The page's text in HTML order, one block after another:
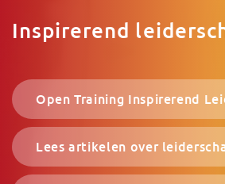
Inspirerend
Open Training Inspirerend
Lees artikelen over